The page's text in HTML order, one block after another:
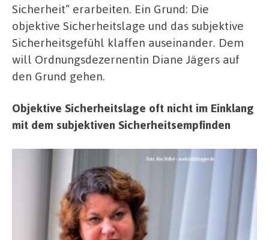
Sicherheit“ erarbeiten. Ein Grund: Die
objektive Sicherheitslage und das subjektive
Sicherheitsgefühl klaffen auseinander. Dem
will Ordnungsdezernentin Diane Jägers auf
den Grund gehen.
Objektive Sicherheitslage oft nicht im Einklang
mit dem subjektiven Sicherheitsempfinden